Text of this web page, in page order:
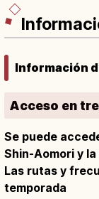
Información
Acceso en
Se puede
Shin-Aomori y
Las rutas y
temporada